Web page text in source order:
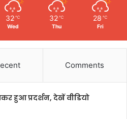
32 ℃
Wed
32 ℃
Thu
28 ℃
Fri
Comments
हुआ प्रदर्शन, देखें वीडियो